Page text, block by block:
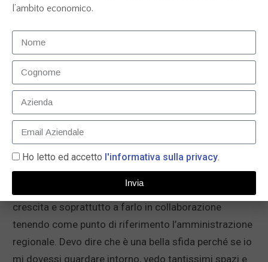
start up, spesso in maniera laica, autonoma rispetto
alla pubblica amministrazione perché soprattutto c’è
un forte dinamismo rispetto alla società civile e
questo è molto importante perché davvero è una
caratteristica di vivacità e capacità della nostra
regione. Noi stiamo realizzando la prima legge
quadro per gli interventi nelle politiche giovanili, che
oggi già ci sono, pensiamo all’alternanza scuola
lavoro, alla garanzia giovani, al servizio civile, che
possano stimolare i giovani ad ulteriori percorsi di
crescita e soprattutto a farlo in collaborazione
tenendo come punto di riferimento l’amministrazione
regionale. Devo dire che è una bella sfida perché se io
mi dovessi guardare intorno, vedo tantissimi spazi e
l’ambito economico.
Ho letto ed accetto l'informativa sulla privacy.
Invia